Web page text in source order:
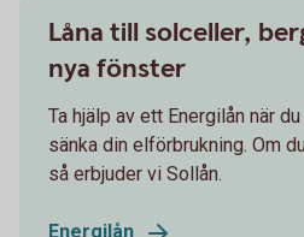
Låna till solceller,
nya fönster
Ta hjälp av ett Energilån när
sänka din elförbrukning. Om
så erbjuder vi Sollån.
Energilån